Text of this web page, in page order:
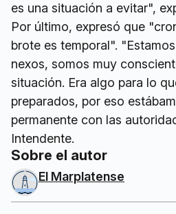
es una situación a evitar",
Por último, expresó que
brote es temporal".
nexos, somos muy
situación. Era algo para lo
preparados, por eso
permanente con las
Intendente.
Sobre el autor
El Marplatense